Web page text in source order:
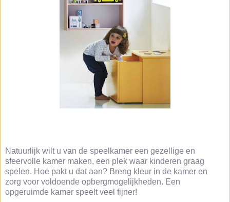
Natuurlijk wilt u van de speelkamer een gezellige en
sfeervolle kamer maken, een plek waar kinderen graag
spelen. Hoe pakt u dat aan? Breng kleur in de kamer en
zorg voor voldoende opbergmogelijkheden. Een
opgeruimde kamer speelt veel fijner!